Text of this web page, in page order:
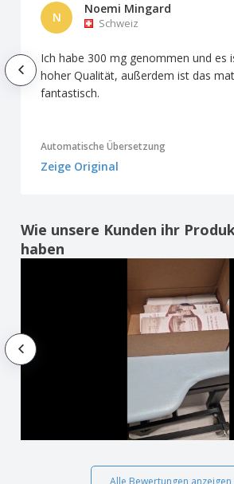
N
Noemi Mingard
Schweiz
Ich habe 300 mg genommen und es
hoher Qualität, außerdem ist das
fantastisch.
Automatische Übersetzung
Zeige Original
Wie unsere Kunden ihr
haben
Alle Bewertungen anzeigen